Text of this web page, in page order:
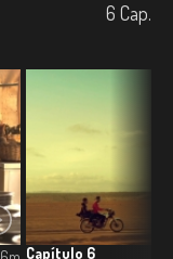
6 Cap.
Capítulo 6